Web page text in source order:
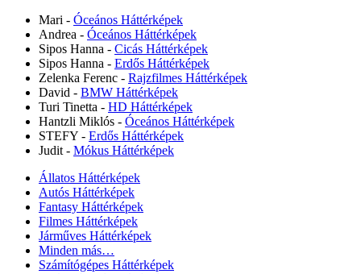
Mari - Óceános Háttérképek
Andrea - Óceános Háttérképek
Sipos Hanna - Cicás Háttérképek
Sipos Hanna - Erdős Háttérképek
Zelenka Ferenc - Rajzfilmes Háttérképek
David - BMW Háttérképek
Turi Tinetta - HD Háttérképek
Hantzli Miklós - Óceános Háttérképek
STEFY - Erdős Háttérképek
Judit - Mókus Háttérképek
Állatos Háttérképek
Autós Háttérképek
Fantasy Háttérképek
Filmes Háttérképek
Járműves Háttérképek
Minden más…
Számítógépes Háttérképek